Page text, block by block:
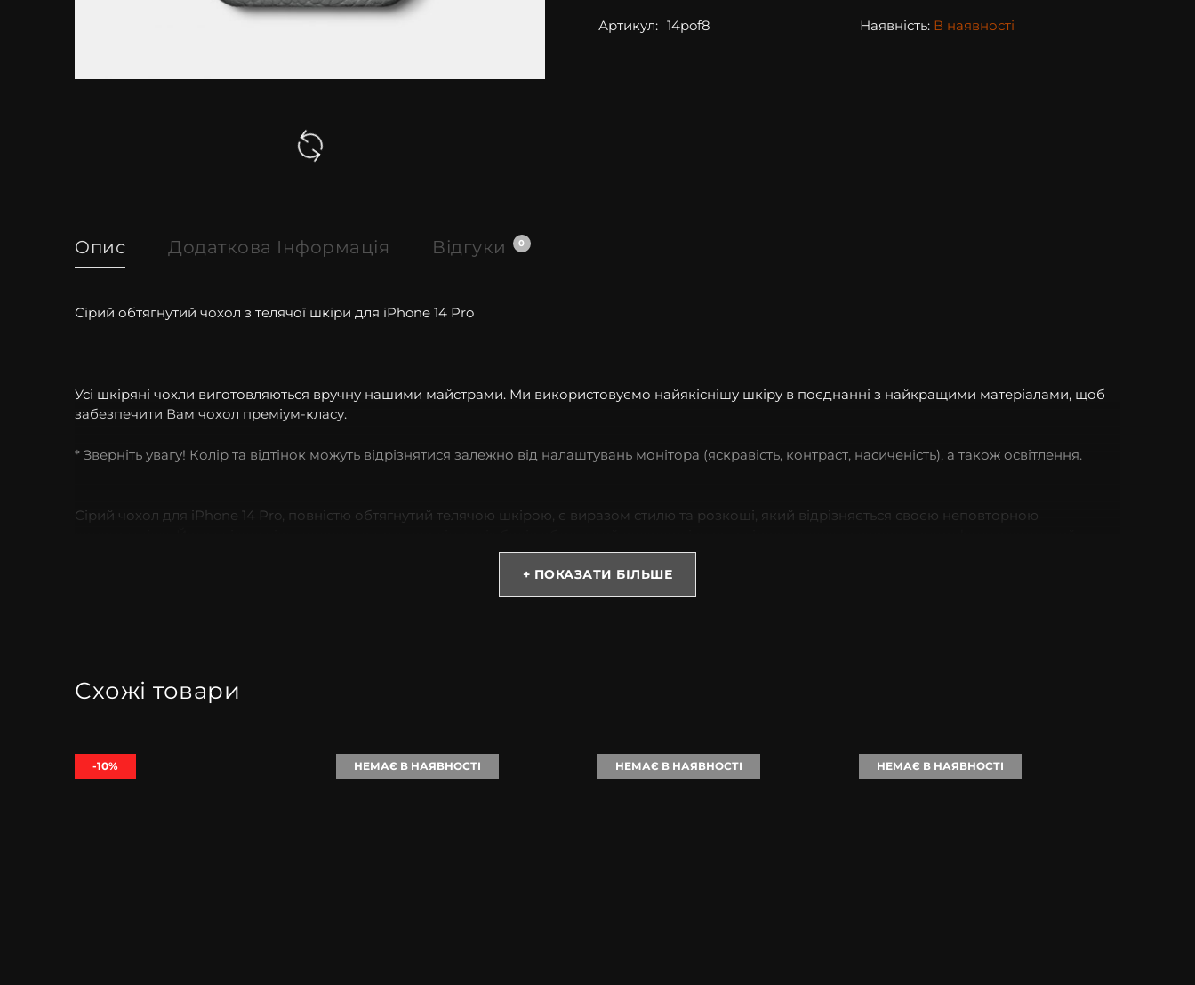
Артикул: 14pof8 Наявність: В наявності
Опис Додаткова Інформація Відгуки 0
Сірий обтягнутий чохол з телячої шкіри для iPhone 14 Pro
Усі шкіряні чохли виготовляються вручну нашими майстрами. Ми використовуємо найякіснішу шкіру в поєднанні з найкращими матеріалами, щоб
забезпечити Вам чохол преміум-класу.
* Зверніть увагу! Колір та відтінок можуть відрізнятися залежно від налаштувань монітора (яскравість, контраст, насиченість), а також освітлення.
Сірий чохол для iPhone 14 Pro, повністю обтягнутий телячою шкірою, є виразом стилю та розкоші, який відрізняється своєю неповторною
Зовнішній шар чохла виготовлений із телячої шкіри, яка відома своєю м’якістю та приємним на дотик текстурним покриттям. Ця шкіра відмінно
Обирайте чохол з шкіри для iPhone14 Proнадайте своєму смартфону неперевершений вигляд та надійний захист. Ви будете насолоджуватися
кращими аспектами якості, естетики і функціональності чохла. Нехай ваш iPhone відображає ваш бездоганний смак і неповторний стиль.
+ ПОКАЗАТИ БІЛЬШЕ
Схожі товари
-10% НЕМАЄ В НАЯВНОСТІ НЕМАЄ В НАЯВНОСТІ НЕМАЄ В НАЯВНОСТІ